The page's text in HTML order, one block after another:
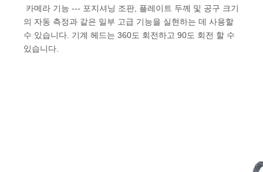
카메라 기능 --- 포지셔닝 조판, 플레이트 두께 및 공구 크기
의 자동 측정과 같은 일부 고급 기능을 실현하는 데 사용할
수 있습니다. 기계 헤드는 360도 회전하고 90도 회전 할 수
있습니다.